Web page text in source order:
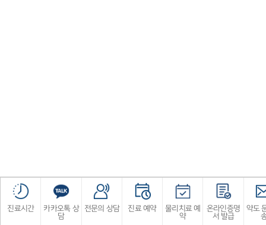
진료시간
카카오톡 상
담
전문의 상담 진료 예약
물리치료 예
약
온라인증명
서 발급
약도